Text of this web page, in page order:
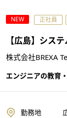
NEW 正社員
【広島】シス
株式会社BREXA
エンジニアの教育
勤務地